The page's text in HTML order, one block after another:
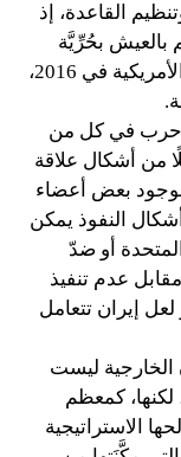
القاعدة، إذ
بالعيش بحُرِّيَّة
داخل إيران، كما تشير وثائق وزارة المالية الأمريكية في 2016،
حرب في كل من
من أشكال علاقة
بوجود بعض أعضاء
النفوذ يمكن
أو ضدّ
عدم تنفيذ
إيران تتعامل
ليست
لكنها، كمعظم
الاستراتيجية